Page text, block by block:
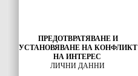
ПРЕДОТВРАТЯВАНЕ И
УСТАНОВЯВАНЕ НА КОНФЛИКТ
НА ИНТЕРЕС
ЛИЧНИ ДАННИ